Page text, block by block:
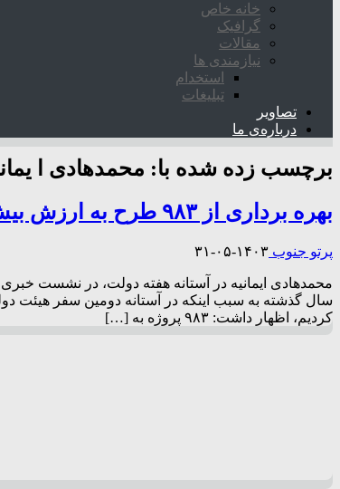
خانه خاص
گرافیک
مقالات
نیازمندی ها
استخدام
تبلیغات
تصاویر
درباره‌ی ما
برچسب زده شده با: محمدهادی ا
بهره برداری از ۹۸۳ طرح به ارزش بیش از ۲۶ همت در فارس
پرتو جنوب ۱۴۰۳-۰۵-۳۱
محمدهادی ایمانیه در آستانه هفته دولت، در نشست
سال گذشته به سبب اینکه در آستانه دومین سفر هیئت
کردیم، اظهار داشت: ۹۸۳ پروژه به […]